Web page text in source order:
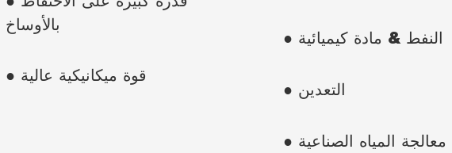
بالأوساخ
● قوة ميكانيكية عالية
● النفط & مادة كيميائية
● التعدين
● معالجة المياه الصناعية